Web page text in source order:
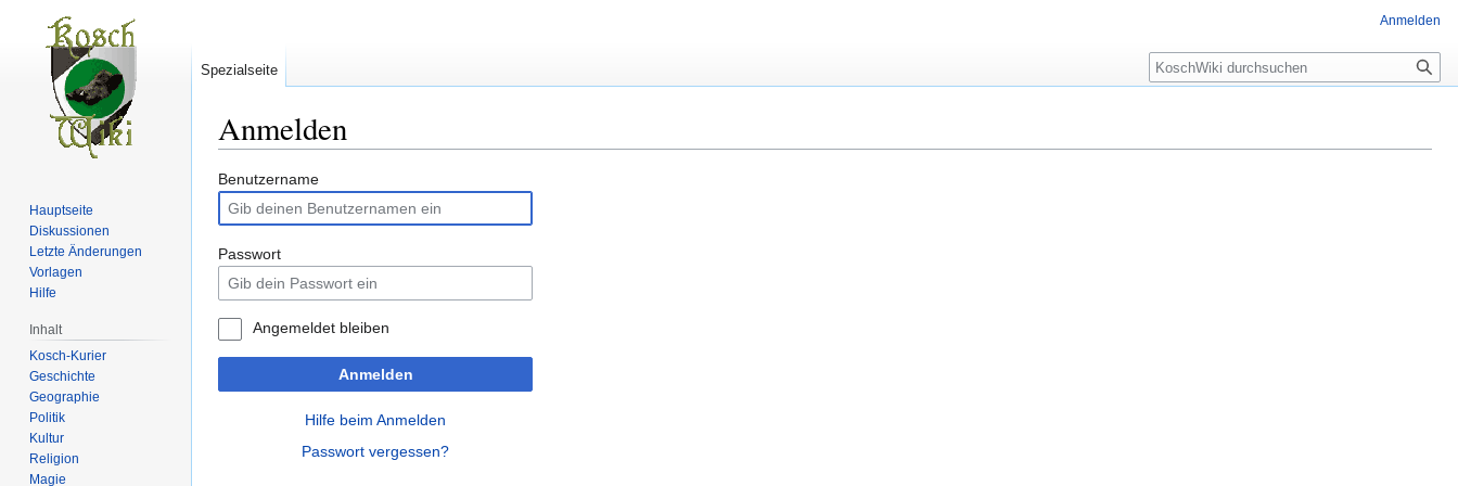
Anmelden
Zur
Navigation
springen
Zur
Suche
springen
Benutzername
Passwort
Angemeldet bleiben
Anmelden
Hilfe beim Anmelden
Passwort vergessen?
Anmelden
Spezialseite Suche
Hauptseite
Diskussionen
Letzte Änderungen
Vorlagen
Hilfe
Inhalt
Kosch-Kurier
Geschichte
Geographie
Politik
Kultur
Religion
Magie